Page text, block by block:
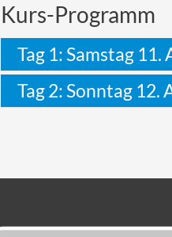
Kurs-Programm
Tag 1: Samstag 11.
Tag 2: Sonntag 12.